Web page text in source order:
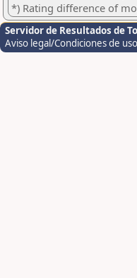
*) Rating difference of
Servidor de Resultados de
Aviso legal/Condiciones de uso